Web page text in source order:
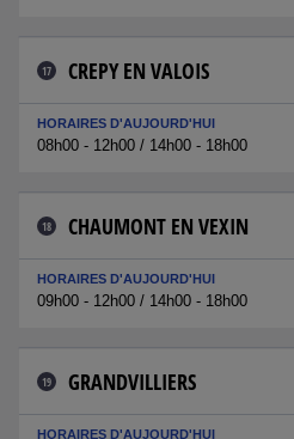
17 CREPY EN VALOIS
HORAIRES D'AUJOURD'HUI
08h00 - 12h00 / 14h00 - 18h00
18 CHAUMONT EN VEXIN
HORAIRES D'AUJOURD'HUI
09h00 - 12h00 / 14h00 - 18h00
19 GRANDVILLIERS
HORAIRES D'AUJOURD'HUI